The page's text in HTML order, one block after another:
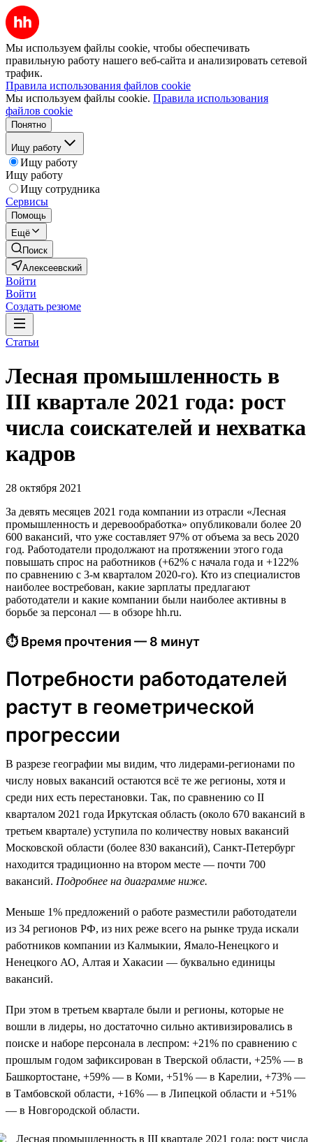
Мы используем файлы cookie, чтобы обеспечивать
правильную работу нашего веб-сайта и анализировать сетевой
трафик.
Правила использования файлов cookie
Мы используем файлы cookie. Правила использования
файлов cookie
Понятно
Ищу работу
Ищу работу
Ищу работу
Ищу сотрудника
Сервисы
Помощь
Ещё
Поиск
Алексеевский
Войти
Войти
Создать резюме
Статьи
Лесная промышленность в
III квартале 2021 года: рост
числа соискателей и нехватка
кадров
28 октября 2021
За девять месяцев 2021 года компании из отрасли «Лесная
промышленность и деревообработка» опубликовали более 20
600 вакансий, что уже составляет 97% от объема за весь 2020
год. Работодатели продолжают на протяжении этого года
повышать спрос на работников (+62% с начала года и +122%
по сравнению с 3-м кварталом 2020-го). Кто из специалистов
наиболее востребован, какие зарплаты предлагают
работодатели и какие компании были наиболее активны в
борьбе за персонал — в обзоре hh.ru.
⏱ Время прочтения — 8 минут
Потребности работодателей
растут в геометрической
прогрессии
В разрезе географии мы видим, что лидерами-регионами по
числу новых вакансий остаются всё те же регионы, хотя и
среди них есть перестановки. Так, по сравнению со II
кварталом 2021 года Иркутская область (около 670 вакансий в
третьем квартале) уступила по количеству новых вакансий
Московской области (более 830 вакансий), Санкт-Петербург
находится традиционно на втором месте — почти 700
вакансий. Подробнее на диаграмме ниже.
Меньше 1% предложений о работе разместили работодатели
из 34 регионов РФ, из них реже всего на рынке труда искали
работников компании из Калмыкии, Ямало-Ненецкого и
Ненецкого АО, Алтая и Хакасии — буквально единицы
вакансий.
При этом в третьем квартале были и регионы, которые не
вошли в лидеры, но достаточно сильно активизировались в
поиске и наборе персонала в леспром: +21% по сравнению с
прошлым годом зафиксирован в Тверской области, +25% — в
Башкортостане, +59% — в Коми, +51% — в Карелии, +73% —
в Тамбовской области, +16% — в Липецкой области и +51%
— в Новгородской области.